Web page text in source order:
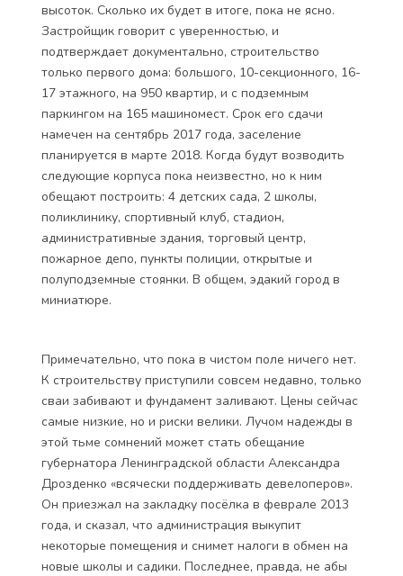
высоток. Сколько их будет в итоге, пока не ясно.
Застройщик говорит с уверенностью, и
подтверждает документально, строительство
только первого дома: большого, 10-секционного, 16-
17 этажного, на 950 квартир, и с подземным
паркингом на 165 машиномест. Срок его сдачи
намечен на сентябрь 2017 года, заселение
планируется в марте 2018. Когда будут возводить
следующие корпуса пока неизвестно, но к ним
обещают построить: 4 детских сада, 2 школы,
поликлинику, спортивный клуб, стадион,
административные здания, торговый центр,
пожарное депо, пункты полиции, открытые и
полуподземные стоянки. В общем, эдакий город в
миниатюре.
Примечательно, что пока в чистом поле ничего нет.
К строительству приступили совсем недавно, только
сваи забивают и фундамент заливают. Цены сейчас
самые низкие, но и риски велики. Лучом надежды в
этой тьме сомнений может стать обещание
губернатора Ленинградской области Александра
Дрозденко «всячески поддерживать девелоперов».
Он приезжал на закладку посёлка в феврале 2013
года, и сказал, что администрация выкупит
некоторые помещения и снимет налоги в обмен на
новые школы и садики. Последнее, правда, не абы